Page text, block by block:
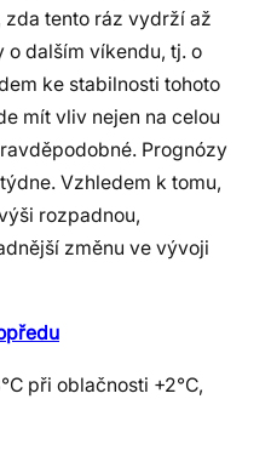
tento ráz vydrží až
o dalším víkendu, tj. o
ke stabilnosti tohoto
mít vliv nejen na celou
Prognózy
Vzhledem k tomu,
rozpadnou,
změnu ve vývoji
při oblačnosti +2°C,